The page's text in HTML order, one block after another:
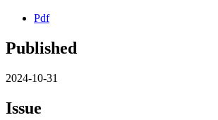
Pdf
Published
2024-10-31
Issue